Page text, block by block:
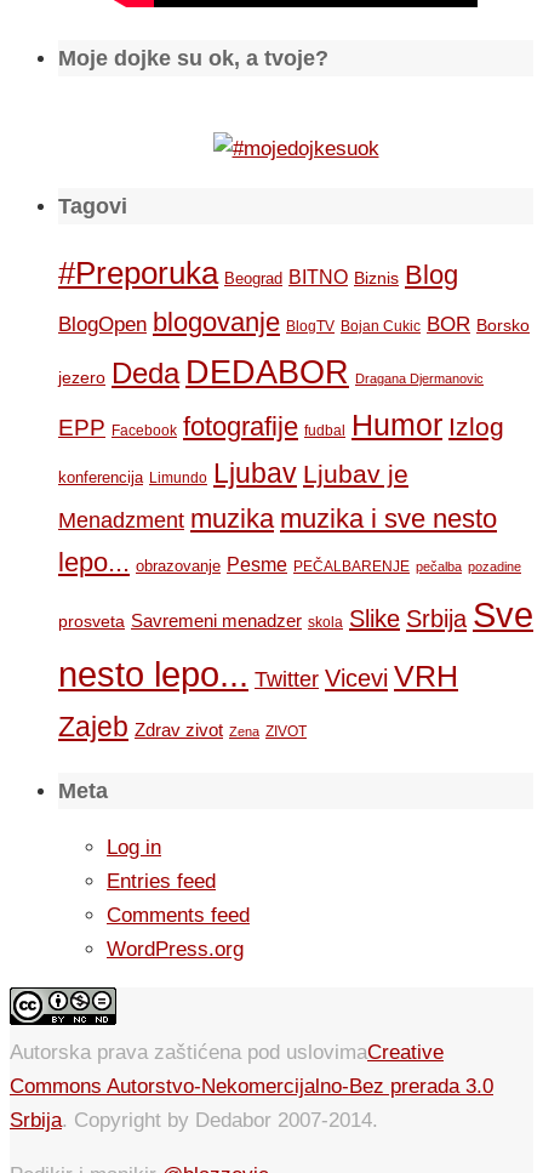
Moje dojke su ok, a tvoje?
Tagovi
#Preporuka Beograd BITNO Biznis Blog
BlogOpen blogovanje BlogTV Bojan Cukic BOR Borsko
jezero Deda DEDABOR Dragana Djermanovic
EPP Facebook fotografije fudbal Humor Izlog
konferencija Limundo Ljubav Ljubav je
Menadzment muzika muzika i sve nesto
lepo... obrazovanje Pesme PEČALBARENJE pečalba pozadine
prosveta Savremeni menadzer skola Slike Srbija Sve
nesto lepo... Twitter Vicevi VRH
Zajeb Zdrav zivot Zena ZIVOT
Meta
Log in
Entries feed
Comments feed
WordPress.org
Autorska prava zaštićena pod uslovimaCreative
Commons Autorstvo-Nekomercijalno-Bez prerada 3.0
Srbija. Copyright by Dedabor 2007-2014.